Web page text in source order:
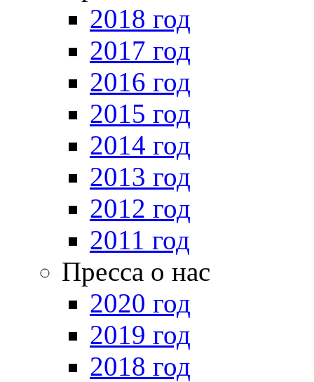
2018 год
2017 год
2016 год
2015 год
2014 год
2013 год
2012 год
2011 год
Пресса о нас
2020 год
2019 год
2018 год